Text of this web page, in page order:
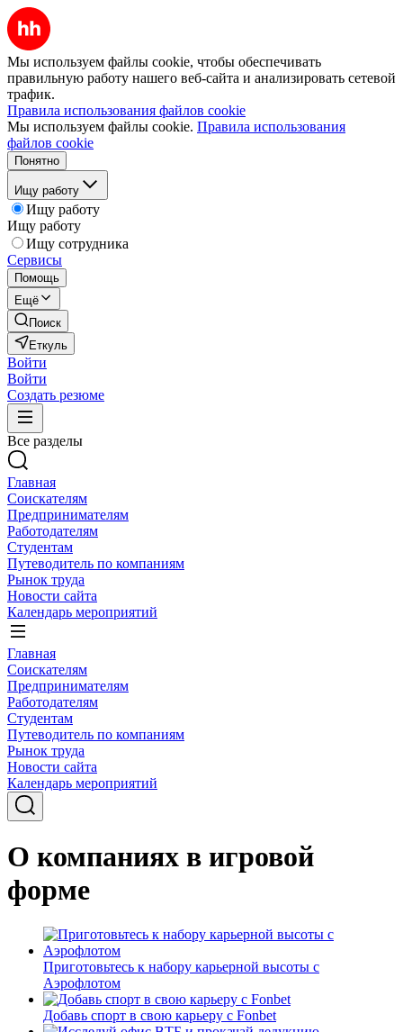
Мы используем файлы cookie, чтобы обеспечивать
правильную работу нашего веб-сайта и анализировать сетевой
трафик.
Правила использования файлов cookie
Мы используем файлы cookie. Правила использования
файлов cookie
Понятно
Ищу работу
Ищу работу
Ищу работу
Ищу сотрудника
Сервисы
Помощь
Ещё
Поиск
Еткуль
Войти
Войти
Создать резюме
Все разделы
Главная
Соискателям
Предпринимателям
Работодателям
Студентам
Путеводитель по компаниям
Рынок труда
Новости сайта
Календарь мероприятий
Главная
Соискателям
Предпринимателям
Работодателям
Студентам
Путеводитель по компаниям
Рынок труда
Новости сайта
Календарь мероприятий
О компаниях в игровой
форме
Приготовьтесь к набору карьерной высоты с
Аэрофлотом
Добавь спорт в свою карьеру с Fonbet